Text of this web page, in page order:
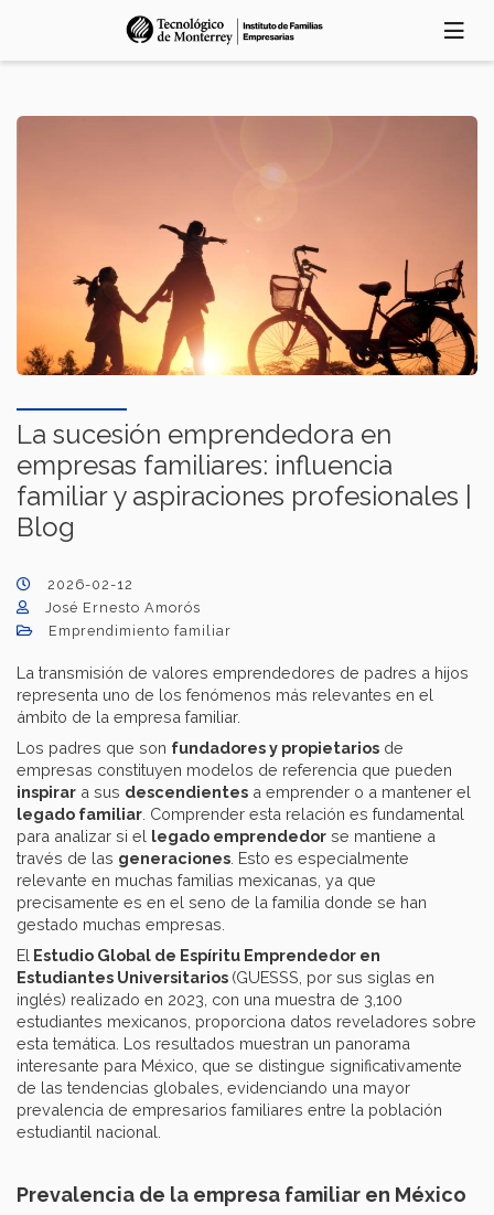
La sucesión emprendedora en
empresas familiares: influencia
familiar y aspiraciones profesionales |
Blog
2026-02-12
José Ernesto Amorós
Emprendimiento familiar
La transmisión de valores emprendedores de padres a hijos
representa uno de los fenómenos más relevantes en el
ámbito de la empresa familiar.
Los padres que son fundadores y propietarios de
empresas constituyen modelos de referencia que pueden
inspirar a sus descendientes a emprender o a mantener el
legado familiar . Comprender esta relación es fundamental
para analizar si el legado emprendedor se mantiene a
través de las generaciones . Esto es especialmente
relevante en muchas familias mexicanas, ya que
precisamente es en el seno de la familia donde se han
gestado muchas empresas.
El Estudio Global de Espíritu Emprendedor en
Estudiantes Universitarios (GUESSS, por sus siglas en
inglés) realizado en 2023, con una muestra de 3,100
estudiantes mexicanos, proporciona datos reveladores sobre
esta temática. Los resultados muestran un panorama
interesante para México, que se distingue significativamente
de las tendencias globales, evidenciando una mayor
prevalencia de empresarios familiares entre la población
estudiantil nacional.
Prevalencia de la empresa familiar en México